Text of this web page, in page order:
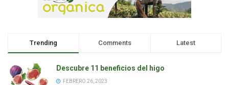
Trending Comments Latest
Descubre 11 beneficios del higo
FEBRERO 26, 2023